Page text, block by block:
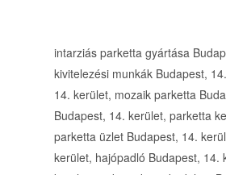
intarziás parketta gyártása Budapest, 14. kerület, parketta nagykereskedelem Budapest, 14. kerület, parketta kivitelezési munkák Budapest, 14. kerület, hagyományos parketta Budapest, 14. kerület, szalag parketta Budapest, 14. kerület, mozaik parketta Budapest, 14. kerület, intarziás parketta Budapest, 14. kerület, laminált parketta Budapest, 14. kerület, parketta kereskedés Budapest, 14. kerület, parketta kiskereskedelem Budapest, 14. kerület, parketta üzlet Budapest, 14. kerület, parketta kivitelezés Budapest, 14. kerület, parkettázási munkák Budapest, 14. kerület, hajópadló Budapest, 14. kerület, küszöbök Budapest, 14. kerület, parketta szaktanácsadás Budapest, 14. kerület, parketta kereskedelem Budapest, 14. kerület, hagyományos parketta Budapest, 14. kerület, szalag parketta Budapest, 14. kerület, mozaik parketta Budapest, 14. kerület, intarziás parketta Budapest, 14. kerület, laminált parketta Budapest, 14. kerület, intarziás parketta gyártása egyedi megrendelések alapján Budapest, 14. kerület, parketta kis- és nagykereskedelmi tevékenység Budapest, 14. kerület, szaktanácsadás helyszíni felmérés alapján Budapest, 14. kerület, parketta kivitelezési munkák lakosság és közületek részére Budapest, 14. kerület, parketta Budapest, 14. kerület, laminált parketta Budapest, 14. kerület, parketta ragasztó Budapest, 14. kerület, parketta lakk Budapest, 14. kerület, parkettázás Budapest, 14. kerület, intarziás parketta Budapest, 14. kerület, csaphornyos parketta Budapest, 14. kerület, svédpadló Budapest, 14. kerület, szegélylécek Budapest, 14. kerület, padló ápolók Budapest, 14. kerület, parketta lerakás Budapest, 14. kerület, parketta csiszolás Budapest, 14. kerület, parketta javítás Budapest, 14. kerület, parketta Budapest, 14. kerület, parketta bolt Budapest, 14. kerület, lamella parketta Budapest, 14. kerület, csaphornyos parketta Budapest, 14. kerület, szalagparketta Budapest, 14. kerület, svédpadló Budapest, 14. kerület, parkettázás Budapest, 14. kerület, parketta felület kezelés Budapest, 14. kerület, csaphornyos parketta gyártás Budapest, 14. kerület, intarziás parketta gyártása Zugló, parketta nagykereskedelem Zugló, parketta kivitelezési munkák Zugló, hagyományos parketta Zugló, szalag parketta Zugló, mozaik parketta Zugló, intarziás parketta Zugló, laminált parketta Zugló, parketta kereskedés Zugló, parketta kiskereskedelem Zugló, parketta üzlet Zugló, parketta kivitelezés Zugló, parkettázási munkák Zugló, hajópadló Zugló, küszöbök Zugló, parketta szaktanácsadás Zugló, parketta kereskedelem Zugló, hagyományos parketta Zugló, szalag parketta Zugló, mozaik parketta Zugló, intarziás parketta Zugló, laminált parketta Zugló, intarziás parketta gyártása egyedi megrendelések alapján Zugló, parketta kis- és nagykereskedelmi tevékenység Zugló, szaktanácsadás helyszíni felmérés alapján Zugló, parketta kivitelezési munkák lakosság és közületek részére Zugló, parketta Zugló, laminált parketta Zugló, parketta ragasztó Zugló, parketta lakk Zugló, parkettázás Zugló,